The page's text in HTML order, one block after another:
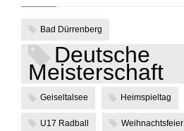
Bad Dürrenberg
Deutsche
Meisterschaft
Geiseltalsee Heimspieltag
U17 Radball Weihnachtsfeier